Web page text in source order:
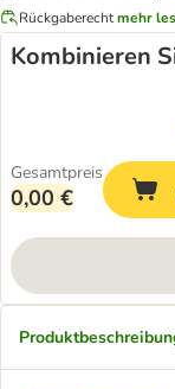
Rückgaberechtmehr
Kombinieren
Gesamtpreis
0,00 €